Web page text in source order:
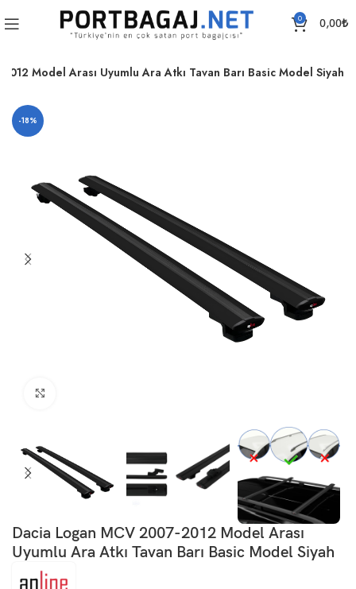
0 0,00₺
Model Arası Uyumlu Ara Atkı Tavan Barı Basic Model Siyah
-18%
Dacia Logan MCV 2007-2012 Model Arası
Uyumlu Ara Atkı Tavan Barı Basic Model Siyah